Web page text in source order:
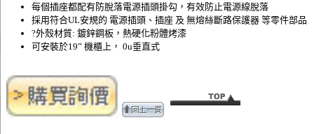
每個插座都配有防脫落電源插頭掛勾，有效防止電源線脫落
採用符合UL安規的 電源插頭、插座 及 無熔絲斷路保護器 等零件部品
?外殼材質: 鍍鋅鋼板，熱硬化粉體烤漆
可安裝於19” 機櫃上， 0u垂直式